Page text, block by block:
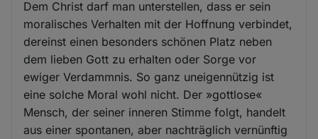
Dem Christ darf man unterstellen, dass er sein
moralisches Verhalten mit der Hoffnung verbindet,
dereinst einen besonders schönen Platz neben
dem lieben Gott zu erhalten oder Sorge vor
ewiger Verdammnis. So ganz uneigennützig ist
eine solche Moral wohl nicht. Der »gottlose«
Mensch, der seiner inneren Stimme folgt, handelt
aus einer spontanen, aber nachträglich vernünftig